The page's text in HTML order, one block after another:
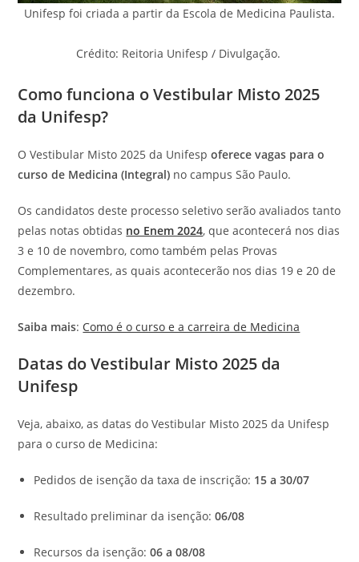
Unifesp foi criada a partir da Escola de Medicina Paulista.
Crédito: Reitoria Unifesp / Divulgação.
Como funciona o Vestibular Misto 2025
da Unifesp?
O Vestibular Misto 2025 da Unifespoferece vagas para o
curso de Medicina (Integral) no campus São Paulo.
Os candidatos deste processo seletivo serão avaliados tanto
pelas notas obtidas no Enem 2024, que acontecerá nos dias
3 e 10 de novembro, como também pelas Provas
Complementares, as quais acontecerão nos dias 19 e 20 de
dezembro.
Saiba mais: Como é o curso e a carreira de Medicina
Datas do Vestibular Misto 2025 da
Unifesp
Veja, abaixo, as datas do Vestibular Misto 2025 da Unifesp
para o curso de Medicina:
Pedidos de isenção da taxa de inscrição: 15 a 30/07
Resultado preliminar da isenção:06/08
Recursos da isenção:06 a 08/08